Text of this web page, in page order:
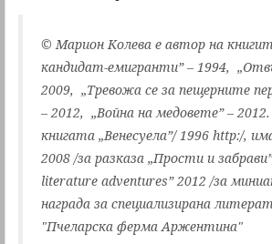
© Марион Колева е автор на
кандидат-емигранти” – 1994,
2009, „Тревожа се за пещерните
– 2012, „Война на медовете” –
книгата „Венесуела”/ 1996 http:/,
2008 /за разказа „Прости и
literature adventures” 2012 /за
награда за специализирана
"Пчеларска ферма Аржентина"